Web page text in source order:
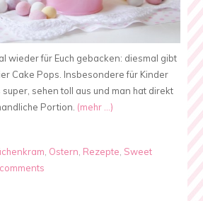
wieder für Euch gebacken: diesmal gibt
Cake Pops. Insbesondere für Kinder
sehen toll aus und man hat direkt
Portion. (mehr …)
Ostern Rezepte Sweet